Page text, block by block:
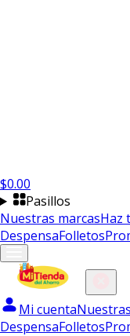
$0.00
Pasillos
Nuestras marcasHaz
DespensaFolletos
Mi cuenta
DespensaFolletos